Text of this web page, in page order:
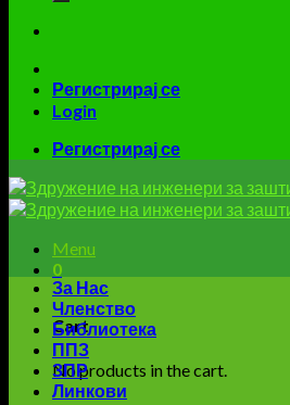
Регистрирај се
Login
Регистрирај се
Menu
0
Cart
No products in the cart.
За Нас
Членство
Библиотека
ППЗ
ЗПР
Линкови